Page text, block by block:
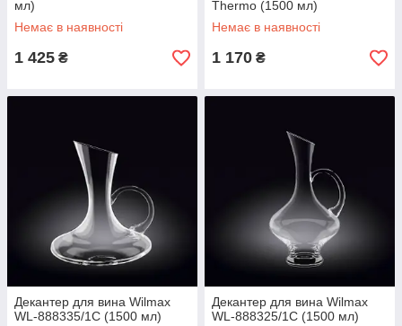
мл)
Немає в наявності
1 425 ₴
Thermo (1500 мл)
Немає в наявності
1 170 ₴
Декантер для вина Wilmax
WL-888335/1C (1500 мл)
Декантер для вина Wilmax
WL-888325/1C (1500 мл)